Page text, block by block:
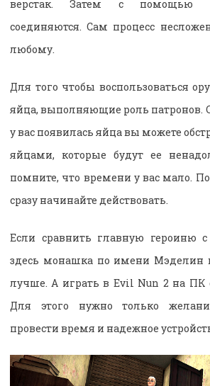
верстак. Затем с помощью
соединяются. Сам процесс
любому.
Для того чтобы воспользоваться
яйца, выполняющие роль патронов.
у вас появилась яйца вы можете
яйцами, которые будут ее
помните, что времени у вас мало.
сразу начинайте действовать.
Если сравнить главную героиню
здесь монашка по имени Мэделин
лучше. А играть в Evil Nun 2 на ПК
Для этого нужно только
провести время и надежное